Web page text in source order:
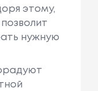
этому,
нужную